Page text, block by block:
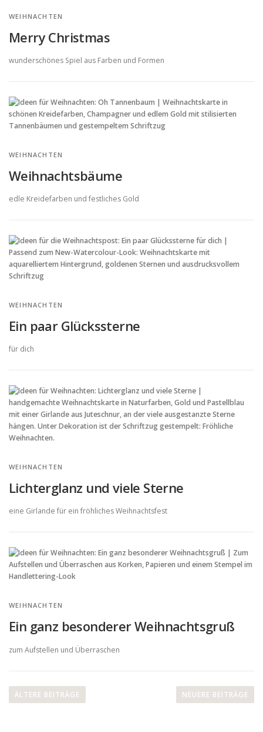
WEIHNACHTEN
Merry Christmas
wunderschönes Spiel aus Farben und Formen
WEIHNACHTEN
Weihnachtsbäume
edle Kreidefarben und festliches Gold
WEIHNACHTEN
Ein paar Glückssterne
für dich
WEIHNACHTEN
Lichterglanz und viele Sterne
eine Girlande für ein fröhliches Weihnachtsfest
WEIHNACHTEN
Ein ganz besonderer Weihnachtsgruß
zum Aufstellen und Überraschen
eÄLTERE BEITRÄGE NEUERE BEITRÄGE